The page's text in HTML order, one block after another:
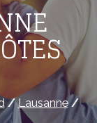
/Lausanne/